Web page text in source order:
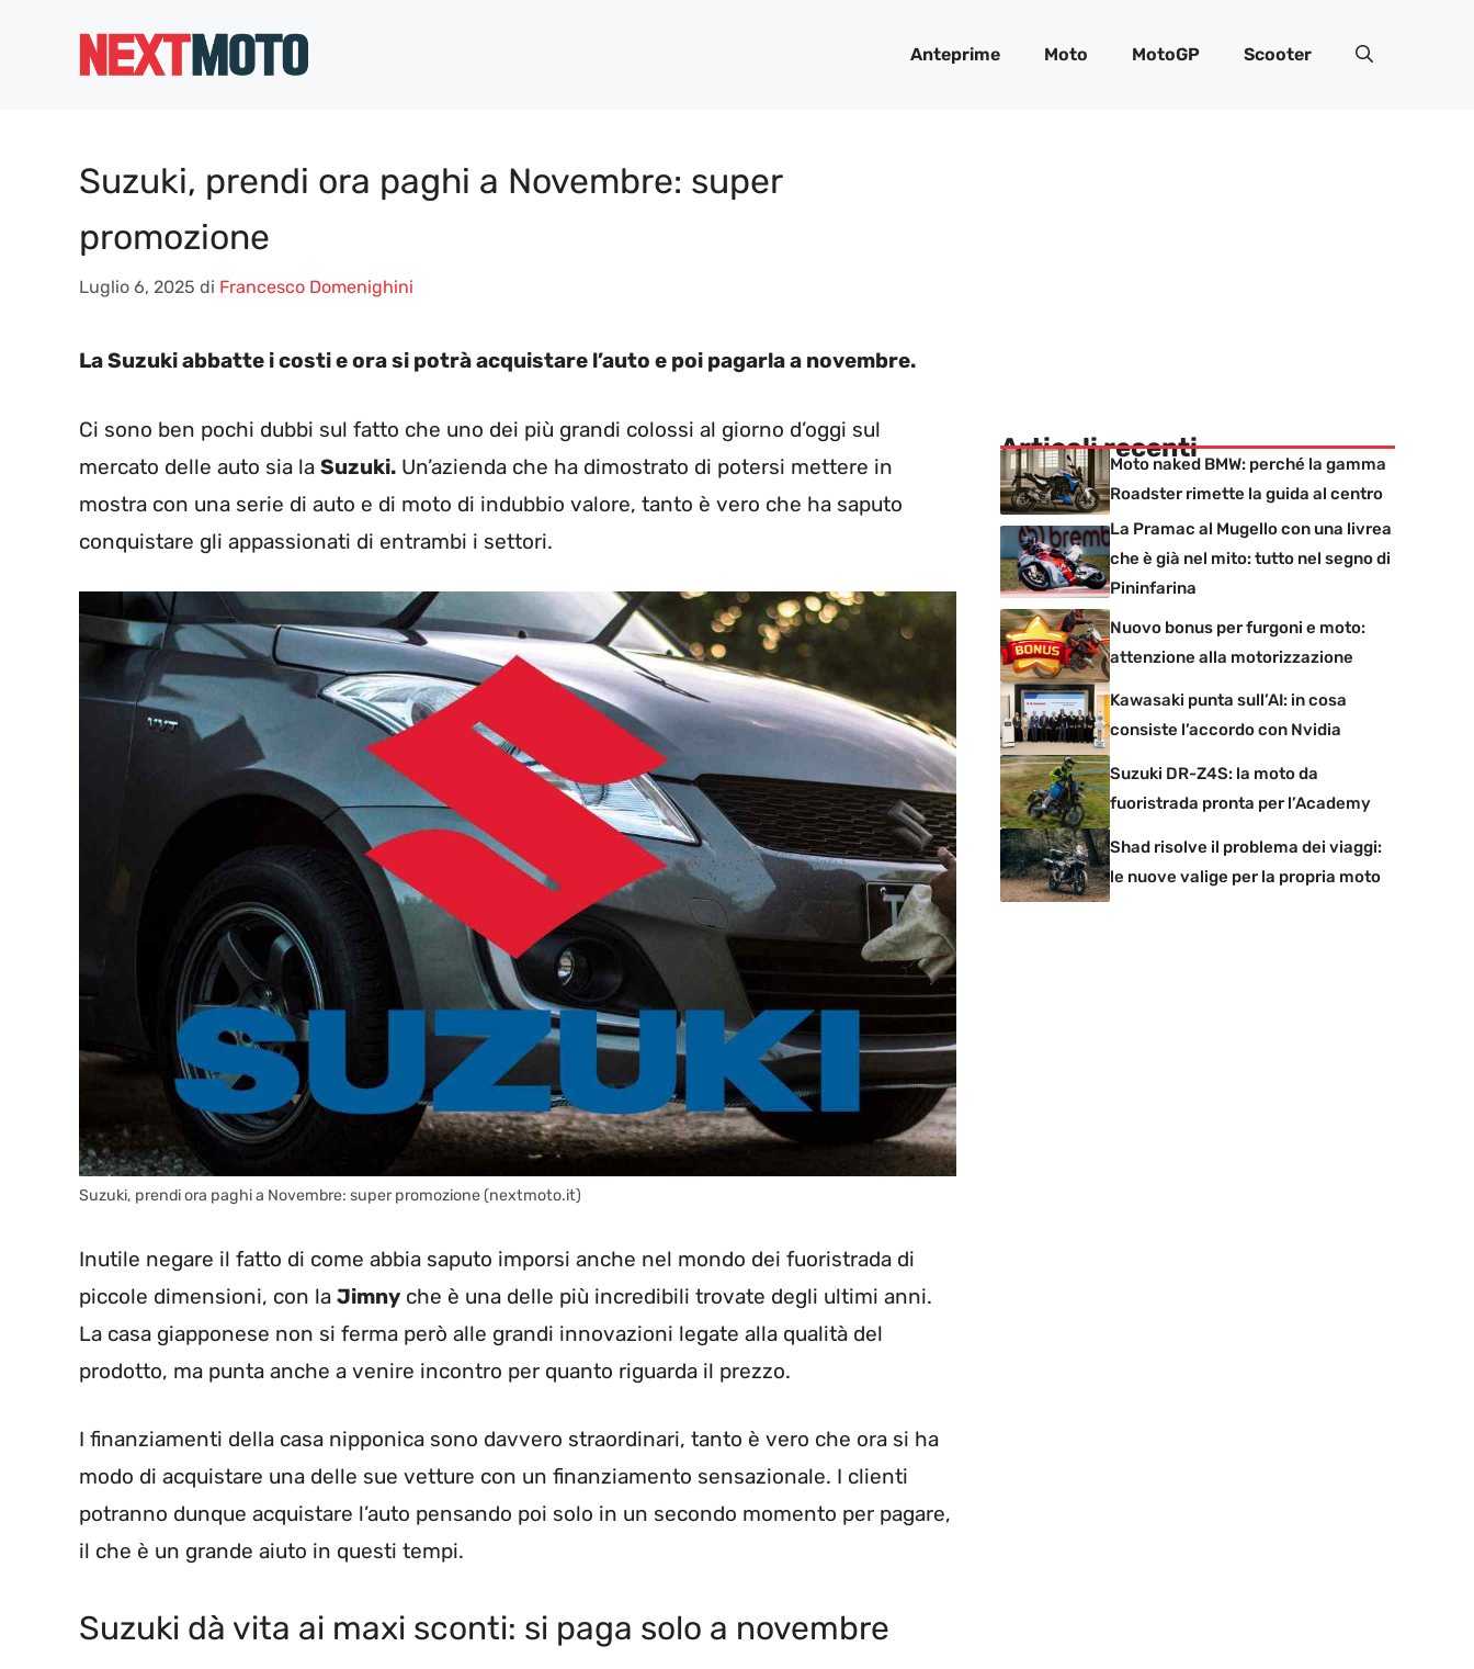
Anteprime Moto MotoGP Scooter
Suzuki, prendi ora paghi a Novembre: super
promozione
Luglio 6, 2025 di Francesco Domenighini
La Suzuki abbatte i costi e ora si potrà acquistare l’auto e poi pagarla a novembre.
Ci sono ben pochi dubbi sul fatto che uno dei più grandi colossi al giorno d’oggi sul
mercato delle auto sia la Suzuki. Un’azienda che ha dimostrato di potersi mettere in
mostra con una serie di auto e di moto di indubbio valore, tanto è vero che ha saputo
conquistare gli appassionati di entrambi i settori.
Suzuki, prendi ora paghi a Novembre: super promozione (nextmoto.it)
Inutile negare il fatto di come abbia saputo imporsi anche nel mondo dei fuoristrada di
piccole dimensioni, con la Jimny che è una delle più incredibili trovate degli ultimi anni.
La casa giapponese non si ferma però alle grandi innovazioni legate alla qualità del
prodotto, ma punta anche a venire incontro per quanto riguarda il prezzo.
I finanziamenti della casa nipponica sono davvero straordinari, tanto è vero che ora si ha
modo di acquistare una delle sue vetture con un finanziamento sensazionale. I clienti
potranno dunque acquistare l’auto pensando poi solo in un secondo momento per pagare,
il che è un grande aiuto in questi tempi.
Suzuki dà vita ai maxi sconti: si paga solo a novembre
Articoli recenti
Moto naked BMW: perché la gamma
Roadster rimette la guida al centro
La Pramac al Mugello con una livrea
che è già nel mito: tutto nel segno di
Pininfarina
Nuovo bonus per furgoni e moto:
attenzione alla motorizzazione
Kawasaki punta sull’AI: in cosa
consiste l’accordo con Nvidia
Suzuki DR-Z4S: la moto da
fuoristrada pronta per l’Academy
Shad risolve il problema dei viaggi:
le nuove valige per la propria moto